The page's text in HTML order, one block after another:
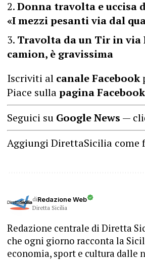
Donna travolta e uccisa
«I mezzi pesanti via dal
Travolta da un Tir in
camion, è gravissima
Iscriviti al canale Facebook
Piace sullapagina Facebook
Seguici su Google News —
Aggiungi DirettaSicilia come
diRedazione Web
Diretta Sicilia
Redazione centrale di Diretta
che ogni giorno racconta la
economia, sport e cultura dalle